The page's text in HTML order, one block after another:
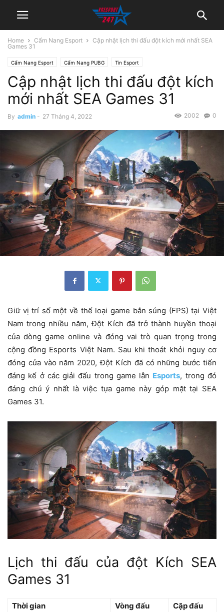
Home Cẩm Nang Esport
Cập nhật lịch thi đấu đột kích mới nhất SEA
Games 31
Cẩm Nang Esport Cẩm Nang PUBG Tin Esport
Cập nhật lịch thi đấu đột kích
mới nhất SEA Games 31
By admin - 27 Tháng 4, 2022 0
2002
Giữ vị trí số một về thể loại game bắn súng (FPS) tại Việt
Nam trong nhiều năm, Đột Kích đã trở thành huyền thoại
của dòng game online và đóng vai trò quan trọng trong
cộng đồng Esports Việt Nam. Sau khi thoát khỏi nguy cơ
đóng cửa vào năm 2020, Đột Kích đã có những bước tiến
đáng kể ở các giải đấu trong game lẫn Esports, trong đó
đáng chú ý nhất là việc tựa game này góp mặt tại SEA
Games 31.
Lịch thi đấu của đột Kích SEA
Games 31
Thời gian Vòng đấu
Cặp đấu